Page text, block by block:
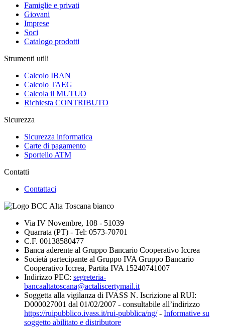
Famiglie e privati
Giovani
Imprese
Soci
Catalogo prodotti
Strumenti utili
Calcolo IBAN
Calcolo TAEG
Calcola il MUTUO
Richiesta CONTRIBUTO
Sicurezza
Sicurezza informatica
Carte di pagamento
Sportello ATM
Contatti
Contattaci
Via IV Novembre, 108 - 51039
Quarrata (PT) - Tel: 0573-70701
C.F. 00138580477
Banca aderente al Gruppo Bancario Cooperativo Iccrea
Società partecipante al Gruppo IVA Gruppo Bancario
Cooperativo Iccrea, Partita IVA 15240741007
Indirizzo PEC: segreteria-
bancaaltatoscana@actaliscertymail.it
Soggetta alla vigilanza di IVASS N. Iscrizione al RUI:
D000027001 dal 01/02/2007 - consultabile all’indirizzo
https://ruipubblico.ivass.it/rui-pubblica/ng/- Informative su
soggetto abilitato e distributore